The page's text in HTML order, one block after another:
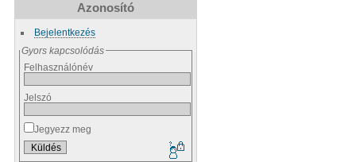
Azonosító
Bejelentkezés
Gyors kapcsolódás
Felhasználónév
Jelszó
Jegyezz meg